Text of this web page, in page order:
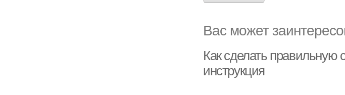
Вас может
Как сделать правильную
инструкция